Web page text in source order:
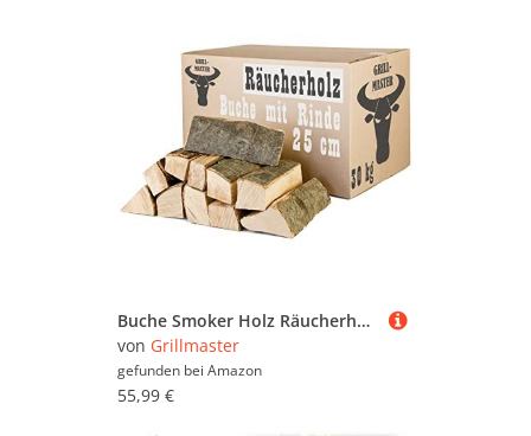
Buche Smoker Holz Räucherholz Brennholz 10-30 kg Buchenholz kammergetrocknet 25 cm Kaminholz Smoke Feuerholz Grillen Wood BBQ Rauch Raeuchern Smokewood Grillmaster, Menge :30 kg
von Grillmaster
gefunden bei Amazon
55,99 €